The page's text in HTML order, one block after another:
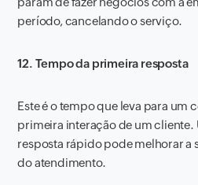
período, cancelando o serviço.
12. Tempo da primeira resposta
Este é o tempo que leva para um
primeira interação de um
resposta rápido pode melhorar a
do atendimento.